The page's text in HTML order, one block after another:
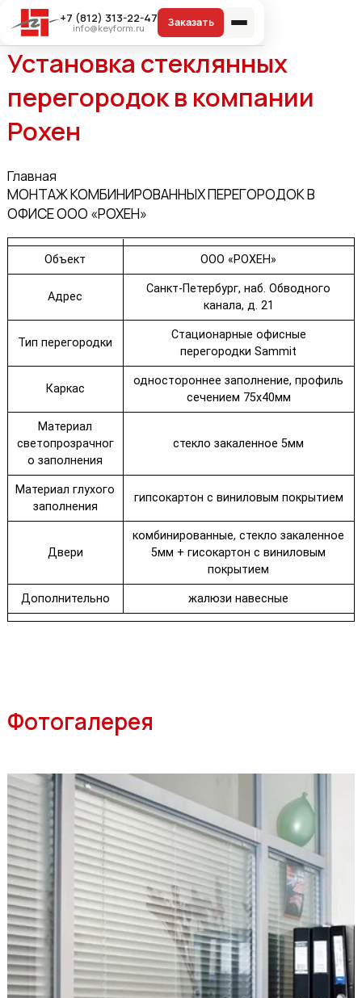
+7 (812) 313-22-47
info@keyform.ru
Установка стеклянных
перегородок в компании
Рохен
Главная
МОНТАЖ КОМБИНИРОВАННЫХ ПЕРЕГОРОДОК В
ОФИСЕ ООО «РОХЕН»
Объект ООО «РОХЕН»
Адрес
Санкт-Петербург, наб. Обводного
канала, д. 21
Тип перегородки
Стационарные офисные
перегородки Sammit
Каркас
одностороннее заполнение, профиль
сечением 75х40мм
Материал
светопрозрачног
о заполнения
стекло закаленное 5мм
Материал глухого
заполнения
гипсокартон с виниловым покрытием
Двери
комбинированные, стекло закаленное
5мм + гисокартон с виниловым
покрытием
Дополнительно жалюзи навесные
Фотогалерея